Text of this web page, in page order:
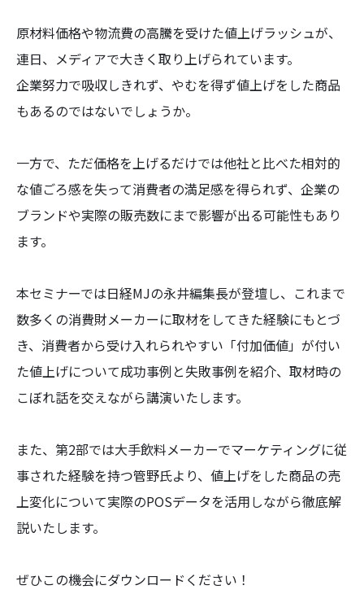
原材料価格や物流費の高騰を受けた値上げラッシュが、
連日、メディアで大きく取り上げられています。
企業努力で吸収しきれず、やむを得ず値上げをした商品
もあるのではないでしょうか。
一方で、ただ価格を上げるだけでは他社と比べた相対的
な値ごろ感を失って消費者の満足感を得られず、企業の
ブランドや実際の販売数にまで影響が出る可能性もあり
ます。
本セミナーでは日経MJの永井編集長が登壇し、これまで
数多くの消費財メーカーに取材をしてきた経験にもとづ
き、消費者から受け入れられやすい「付加価値」が付い
た値上げについて成功事例と失敗事例を紹介、取材時の
こぼれ話を交えながら講演いたします。
また、第2部では大手飲料メーカーでマーケティングに従
事された経験を持つ管野氏より、値上げをした商品の売
上変化について実際のPOSデータを活用しながら徹底解
説いたします。
ぜひこの機会にダウンロードください！